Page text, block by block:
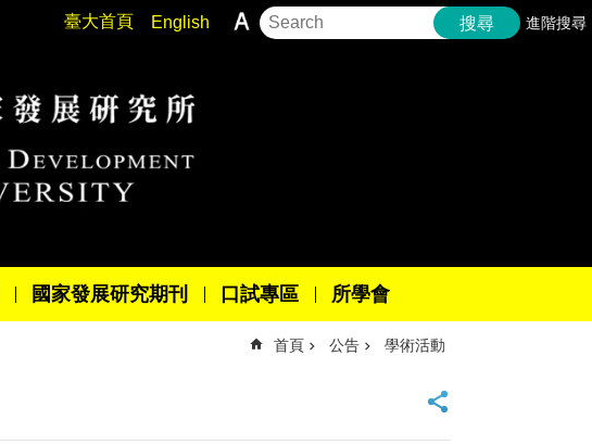
臺大首頁 English 搜尋 進階搜尋
國家發展研究期刊 口試專區 所學會
首頁 公告 學術活動